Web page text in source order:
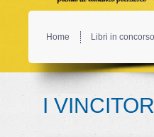
Home Libri in concorso
I